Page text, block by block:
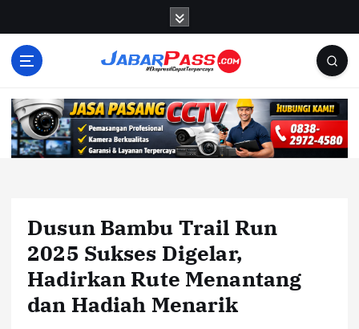
Dusun Bambu Trail Run
2025 Sukses Digelar,
Hadirkan Rute Menantang
dan Hadiah Menarik